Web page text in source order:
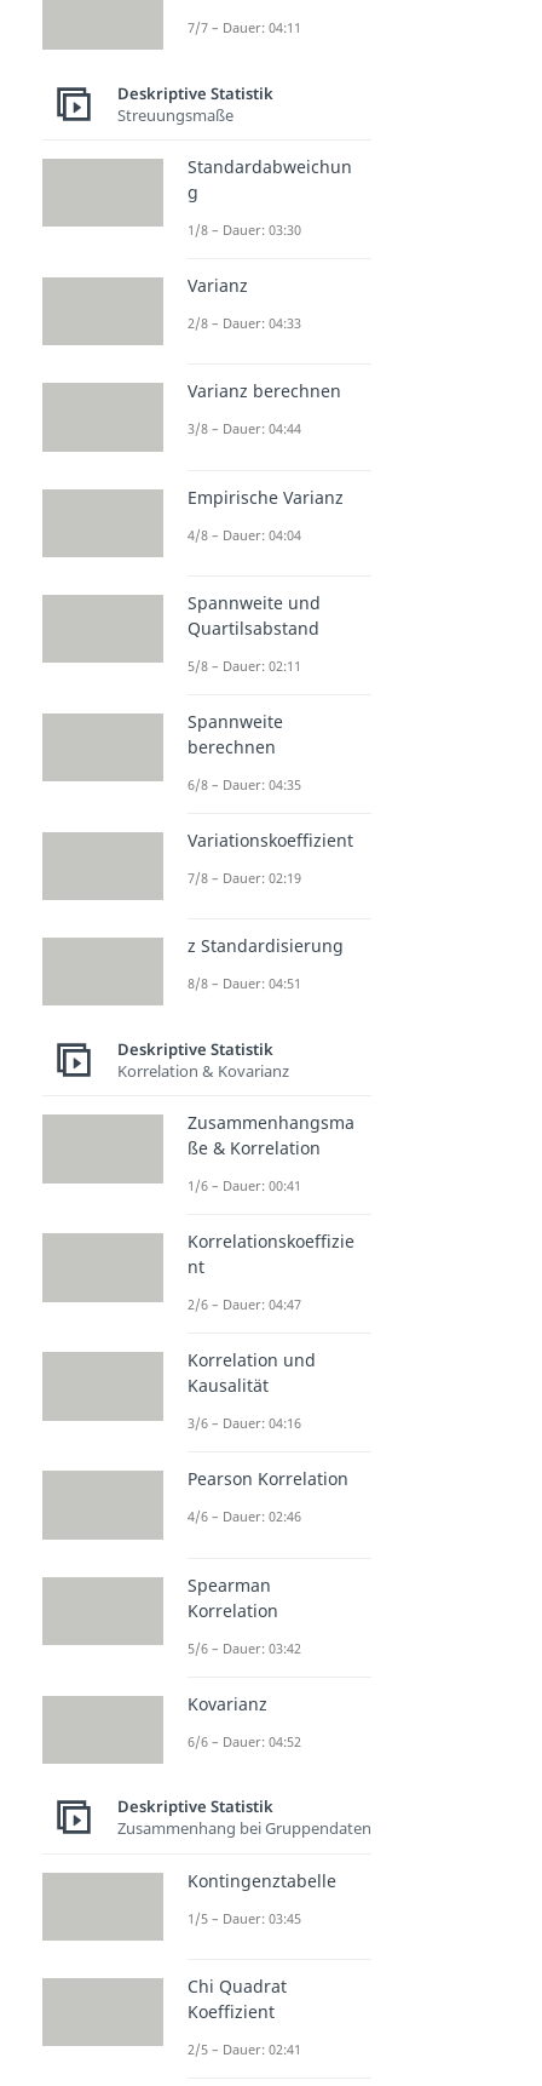
7/7 – Dauer: 04:11
Deskriptive Statistik
Streuungsmaße
Standardabweichun
g
1/8 – Dauer: 03:30
Varianz
2/8 – Dauer: 04:33
Varianz berechnen
3/8 – Dauer: 04:44
Empirische Varianz
4/8 – Dauer: 04:04
Spannweite und
Quartilsabstand
5/8 – Dauer: 02:11
Spannweite
berechnen
6/8 – Dauer: 04:35
Variationskoeffizient
7/8 – Dauer: 02:19
z Standardisierung
8/8 – Dauer: 04:51
Deskriptive Statistik
Korrelation & Kovarianz
Zusammenhangsma
ße & Korrelation
1/6 – Dauer: 00:41
Korrelationskoeffizie
nt
2/6 – Dauer: 04:47
Korrelation und
Kausalität
3/6 – Dauer: 04:16
Pearson Korrelation
4/6 – Dauer: 02:46
Spearman
Korrelation
5/6 – Dauer: 03:42
Kovarianz
6/6 – Dauer: 04:52
Deskriptive Statistik
Zusammenhang bei Gruppendaten
Kontingenztabelle
1/5 – Dauer: 03:45
Chi Quadrat
Koeffizient
2/5 – Dauer: 02:41